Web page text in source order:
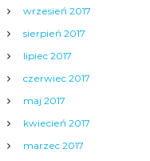
wrzesień 2017
sierpień 2017
lipiec 2017
czerwiec 2017
maj 2017
kwiecień 2017
marzec 2017